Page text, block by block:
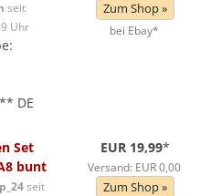
seit
Uhr
DE
Zum Shop »
bei Ebay*
Set
bunt
seit
EUR 19,99*
Versand: EUR 0,00
Zum Shop »